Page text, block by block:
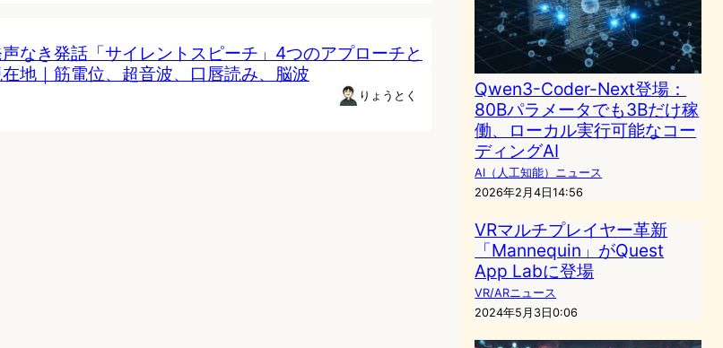
なき発話「サイレントスピーチ」4つのアプローチと
地｜筋電位、超音波、口唇読み、脳波
りょうとく
Qwen3-Coder-Next登場：
80Bパラメータでも3Bだけ稼
働、ローカル実行可能なコー
ディングAI
AI（人工知能）ニュース
2026年2月4日14:56
VRマルチプレイヤー革新
「Mannequin」がQuest
App Labに登場
VR/ARニュース
2024年5月3日0:06